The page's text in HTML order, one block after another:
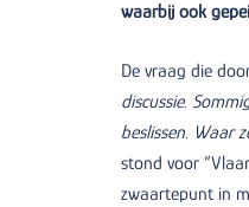
waarbij ook
De vraag die
discussie.
beslissen. Waar
stond voor
zwaartepunt in